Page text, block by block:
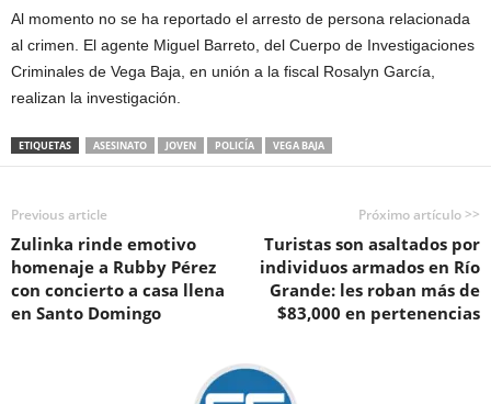
Al momento no se ha reportado el arresto de persona relacionada
al crimen. El agente Miguel Barreto, del Cuerpo de Investigaciones
Criminales de Vega Baja, en unión a la fiscal Rosalyn García,
realizan la investigación.
ETIQUETAS ASESINATO JOVEN POLICÍA VEGA BAJA
Previous article
Zulinka rinde emotivo
homenaje a Rubby Pérez
con concierto a casa llena
en Santo Domingo
Próximo artículo >>
Turistas son asaltados por
individuos armados en Río
Grande: les roban más de
$83,000 en pertenencias